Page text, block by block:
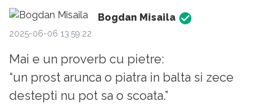
Bogdan Misaila
2025-06-06 13:59:22
Mai e un proverb cu pietre:
“un prost arunca o piatra in balta si zece
destepti nu pot sa o scoata.”